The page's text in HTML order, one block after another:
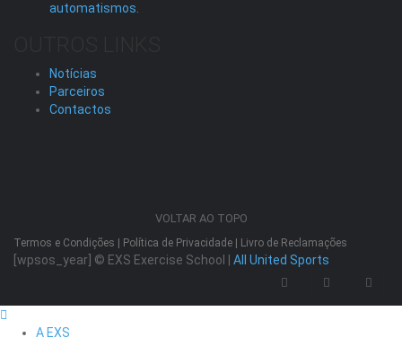
automatismos.
Notícias
Parceiros
Contactos
VOLTAR AO TOPO
Termos e Condições Política de Privacidade Livro de Reclamações
[wpsos_year] © EXS Exercise School | All United Sports
A EXS